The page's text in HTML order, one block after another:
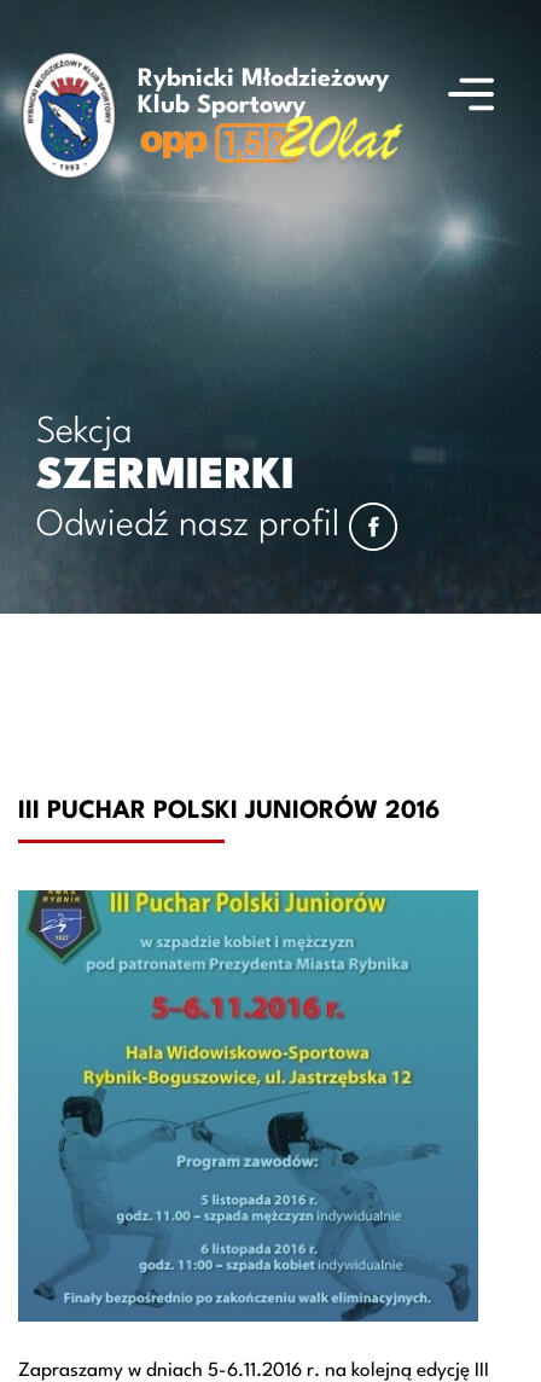
Rybnicki Młodzieżowy
Klub Sportowy
Sekcja
SZERMIERKI
Odwiedź nasz profil
III PUCHAR POLSKI JUNIORÓW 2016
Zapraszamy w dniach 5-6.11.2016 r. na kolejną edycję III